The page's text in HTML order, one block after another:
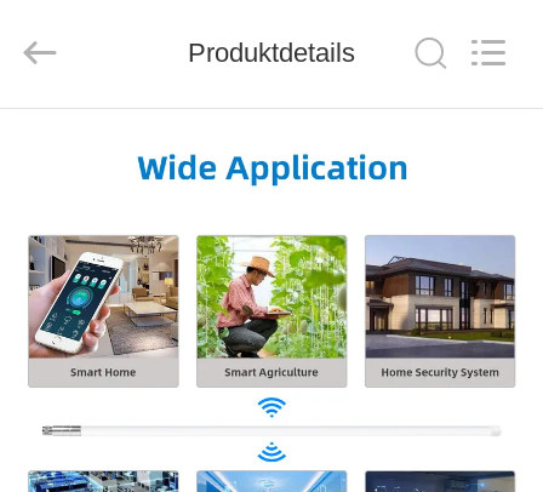
ÜBER
UNS
FABRIK-
AUSFLUG
Co.,
Reserved.
Produktdetails